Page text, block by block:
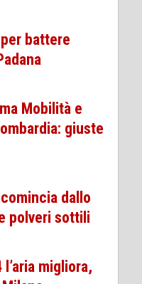
battere
Mobilità e
giuste
dallo
polveri sottili
migliora,